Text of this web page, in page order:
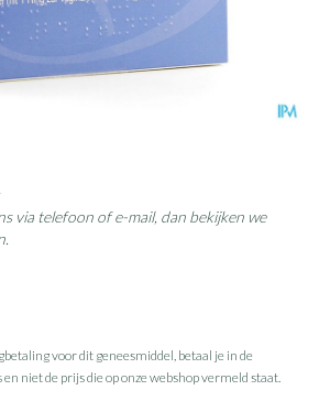
voor dit geneesmiddel, betaal je in de
niet de prijs die op onze webshop vermeld staat.
via telefoon of e-mail, dan bekijken we